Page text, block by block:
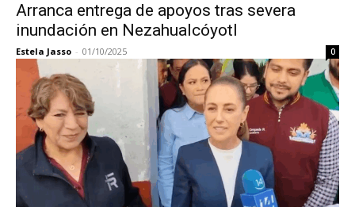
Arranca entrega de apoyos tras severa
inundación en Nezahualcóyotl
Estela Jasso - 01/10/2025 0